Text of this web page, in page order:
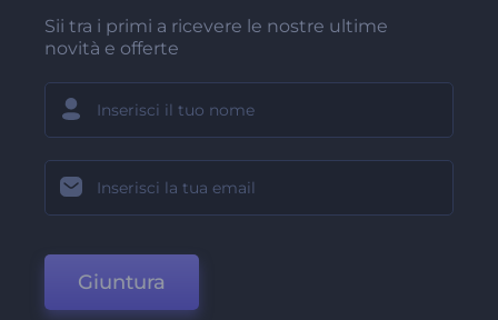
Sii tra i primi a ricevere le nostre ultime
novità e offerte
Giuntura